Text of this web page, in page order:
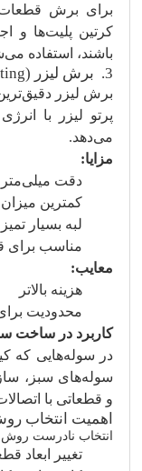
برای برش
کرتین پلیت‌ها و
باشند، استفاده
3. برش لیزر (Laser Cutting)
برش لیزر
پرتو لیزر با
می‌دهد.
مزایا:
دقت
کمترین
لبه بسیار
مناسب
معایب:
هزینه بالاتر
محدودیت
کاربرد در ساخت
در سوله‌هایی که
سوله‌های سبز،
و قطعاتی با
اهمیت انتخاب
انتخاب نادرست
تغییر ابعاد